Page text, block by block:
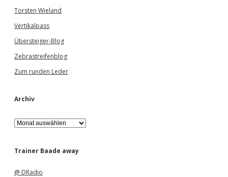
Torsten Wieland
Vertikalpass
Übersteiger-Blog
Zebrastreifenblog
Zum runden Leder
Archiv
A
r
h
Trainer Baade away
@ DRadio